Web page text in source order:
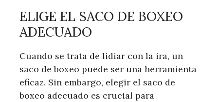
ELIGE EL SACO DE BOXEO
ADECUADO
Cuando se trata de lidiar con la ira, un
saco de boxeo puede ser una herramienta
eficaz. Sin embargo, elegir el saco de
boxeo adecuado es crucial para